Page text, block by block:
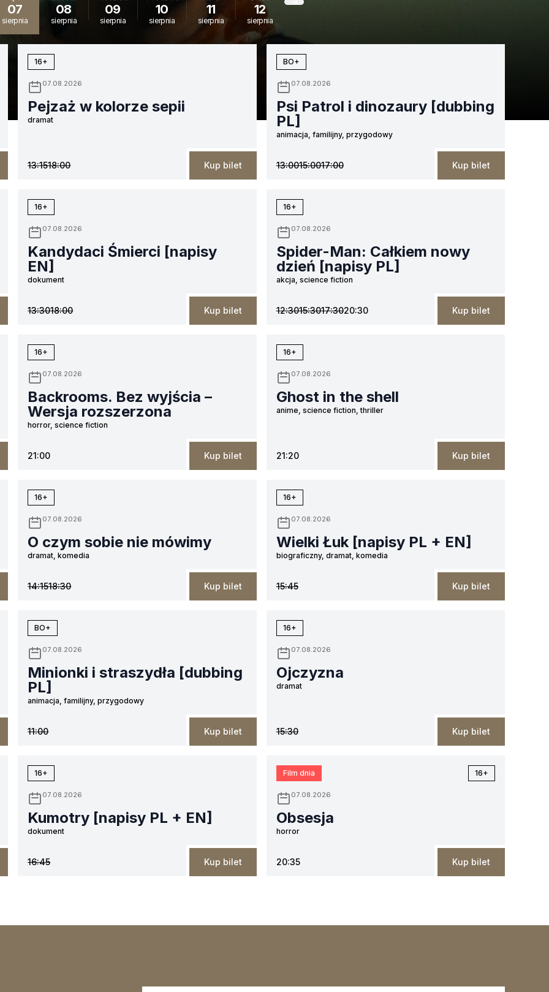
07
sierpnia
08
sierpnia
09
sierpnia
10
sierpnia
11
sierpnia
12
sierpnia
13
16+
07.08.2026
Pejzaż w kolorze sepii
dramat
13:1518:00 Kup bilet
BO+
07.08.2026
Psi Patrol i dinozaury [dubbing
PL]
animacja, familijny, przygodowy
13:0015:0017:00 Kup bilet
16+
07.08.2026
Kandydaci Śmierci [napisy
EN]
dokument
13:3018:00 Kup bilet
16+
07.08.2026
Spider-Man: Całkiem nowy
dzień [napisy PL]
akcja, science fiction
12:3015:3017:3020:30 Kup bilet
16+
07.08.2026
Backrooms. Bez wyjścia –
Wersja rozszerzona
horror, science fiction
21:00 Kup bilet
16+
07.08.2026
Ghost in the shell
anime, science fiction, thriller
21:20 Kup bilet
16+
07.08.2026
O czym sobie nie mówimy
dramat, komedia
14:1518:30 Kup bilet
16+
07.08.2026
Wielki Łuk [napisy PL + EN]
biograficzny, dramat, komedia
15:45 Kup bilet
BO+
07.08.2026
Minionki i straszydła [dubbing
PL]
animacja, familijny, przygodowy
11:00 Kup bilet
16+
07.08.2026
Ojczyzna
dramat
15:30 Kup bilet
16+
07.08.2026
Kumotry [napisy PL + EN]
dokument
16:45 Kup bilet
Film dnia 16+
07.08.2026
Obsesja
horror
20:35 Kup bilet